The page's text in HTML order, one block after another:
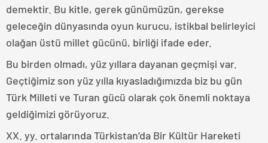
demektir. Bu kitle, gerek günümüzün, gerekse
geleceğin dünyasında oyun kurucu, istikbal belirleyici
olağan üstü millet gücünü, birliği ifade eder.
Bu birden olmadı, yüz yıllara dayanan geçmişi var.
Geçtiğimiz son yüz yılla kıyasladığımızda biz bu gün
Türk Milleti ve Turan gücü olarak çok önemli noktaya
geldiğimizi görüyoruz.
XX. yy. ortalarında Türkistan’da Bir Kültür Hareketi